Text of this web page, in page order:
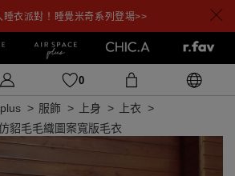
睡衣派對！睡覺米奇系列登場>>
0
服飾 上身
上衣
貂毛毛織圖案寬版毛衣